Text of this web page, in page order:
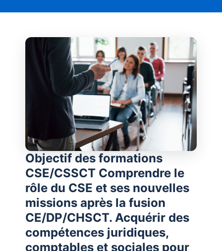
Objectif des formations
CSE/CSSCT Comprendre le
rôle du CSE et ses nouvelles
missions après la fusion
CE/DP/CHSCT. Acquérir des
compétences juridiques,
comptables et sociales pour